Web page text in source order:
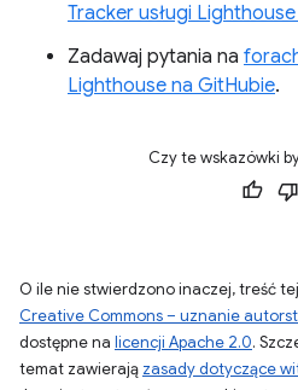
Tracker usługi
Zadawaj pytania na
Lighthouse na GitHubie.
Czy te wskazówki
O ile nie stwierdzono inaczej, treść
Creative Commons – uznanie
dostępne na licencji Apache 2.0.
temat zawierają zasady dotyczące